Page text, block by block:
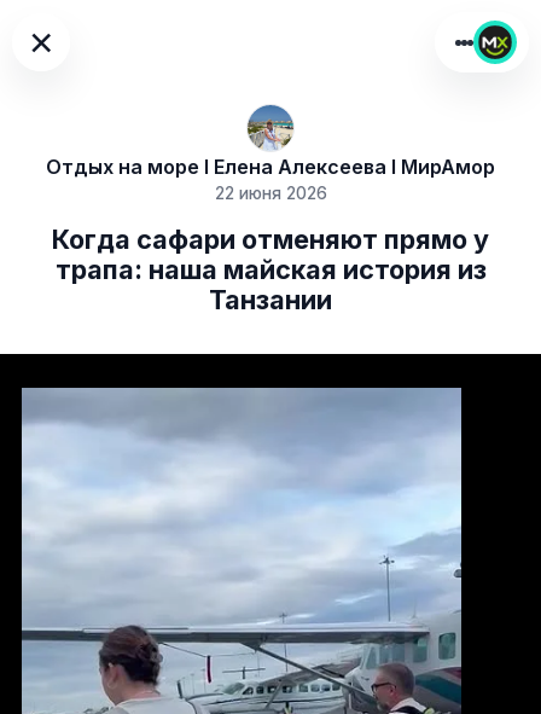
×
Отдых на море I Елена Алексеева I МирАмор
22 июня 2026
Когда сафари отменяют прямо у
трапа: наша майская история из
Танзании